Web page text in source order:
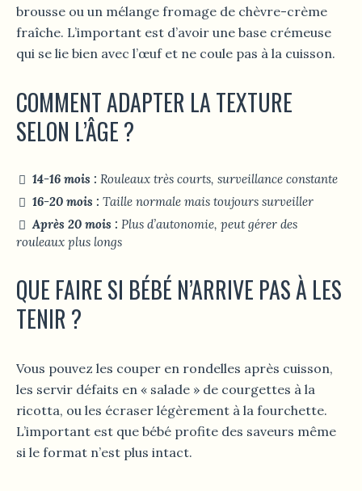
brousse ou un mélange fromage de chèvre-crème
fraîche. L’important est d’avoir une base crémeuse
qui se lie bien avec l’œuf et ne coule pas à la cuisson.
COMMENT ADAPTER LA TEXTURE
SELON L’ÂGE ?
14-16 mois : Rouleaux très courts, surveillance constante
16-20 mois : Taille normale mais toujours surveiller
Après 20 mois : Plus d’autonomie, peut gérer des
rouleaux plus longs
QUE FAIRE SI BÉBÉ N’ARRIVE PAS À LES
TENIR ?
Vous pouvez les couper en rondelles après cuisson,
les servir défaits en « salade » de courgettes à la
ricotta, ou les écraser légèrement à la fourchette.
L’important est que bébé profite des saveurs même
si le format n’est plus intact.